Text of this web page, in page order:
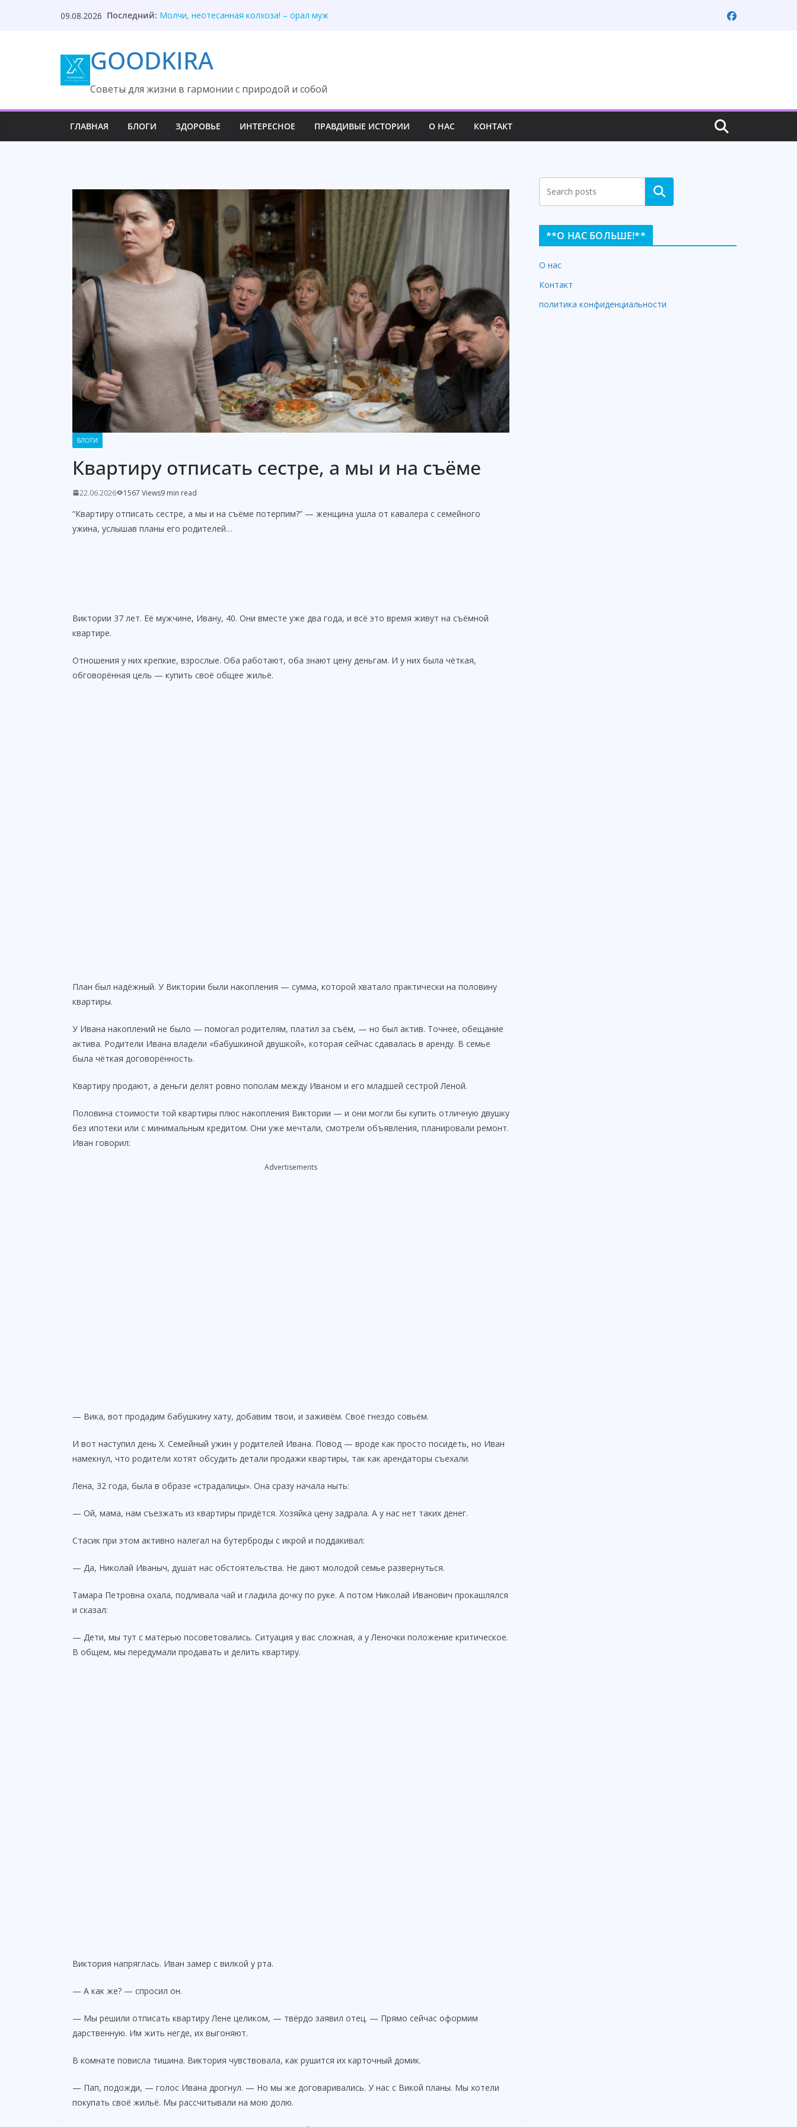
09.08.2026 Последний: Свекровь унизила невестку, но потеряла всё
Молчи, неотесанная колхоза! – орал муж
Муж ушёл к городской красавице, но пожалел
GOODKIRA
Cоветы для жизни в гармонии с природой и собой
ГЛАВНАЯ БЛОГИ ЗДОРОВЬЕ ИНТЕРЕСНОЕ ПРАВДИВЫЕ ИСТОРИИ О НАС КОНТАКТ
БЛОГИ
Квартиру отписать сестре, а мы и на съёме
22.06.2026 1567 Views9 min read
“Квартиру отписать сестре, а мы и на съёме потерпим?” — женщина ушла от кавалера с семейного
ужина, услышав планы его родителей…
Виктории 37 лет. Её мужчине, Ивану, 40. Они вместе уже два года, и всё это время живут на съёмной
квартире.
Отношения у них крепкие, взрослые. Оба работают, оба знают цену деньгам. И у них была чёткая,
обговорённая цель — купить своё общее жильё.
План был надёжный. У Виктории были накопления — сумма, которой хватало практически на половину
квартиры.
У Ивана накоплений не было — помогал родителям, платил за съём, — но был актив. Точнее, обещание
актива. Родители Ивана владели «бабушкиной двушкой», которая сейчас сдавалась в аренду. В семье
была чёткая договорённость.
Квартиру продают, а деньги делят ровно пополам между Иваном и его младшей сестрой Леной.
Половина стоимости той квартиры плюс накопления Виктории — и они могли бы купить отличную двушку
без ипотеки или с минимальным кредитом. Они уже мечтали, смотрели объявления, планировали ремонт.
Иван говорил:
Advertisements
— Вика, вот продадим бабушкину хату, добавим твои, и заживём. Своё гнездо совьём.
И вот наступил день Х. Семейный ужин у родителей Ивана. Повод — вроде как просто посидеть, но Иван
намекнул, что родители хотят обсудить детали продажи квартиры, так как арендаторы съехали.
Лена, 32 года, была в образе «страдалицы». Она сразу начала ныть:
— Ой, мама, нам съезжать из квартиры придётся. Хозяйка цену задрала. А у нас нет таких денег.
Стасик при этом активно налегал на бутерброды с икрой и поддакивал:
— Да, Николай Иваныч, душат нас обстоятельства. Не дают молодой семье развернуться.
Тамара Петровна охала, подливала чай и гладила дочку по руке. А потом Николай Иванович прокашлялся
и сказал:
— Дети, мы тут с матерью посоветовались. Ситуация у вас сложная, а у Леночки положение критическое.
В общем, мы передумали продавать и делить квартиру.
Виктория напряглась. Иван замер с вилкой у рта.
— А как же? — спросил он.
— Мы решили отписать квартиру Лене целиком, — твёрдо заявил отец. — Прямо сейчас оформим
дарственную. Им жить негде, их выгоняют.
В комнате повисла тишина. Виктория чувствовала, как рушится их карточный домик.
— Пап, подожди, — голос Ивана дрогнул. — Но мы же договаривались. У нас с Викой планы. Мы хотели
покупать своё жильё. Мы рассчитывали на мою долю.
Search
**О НАС БОЛЬШЕ!**
О нас
Контакт
политика конфиденциальности